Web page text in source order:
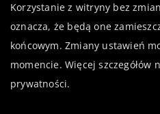
Korzystanie z witryny bez
oznacza, że będą one
końcowym. Zmiany ustawień
momencie. Więcej szczegółów
prywatności.